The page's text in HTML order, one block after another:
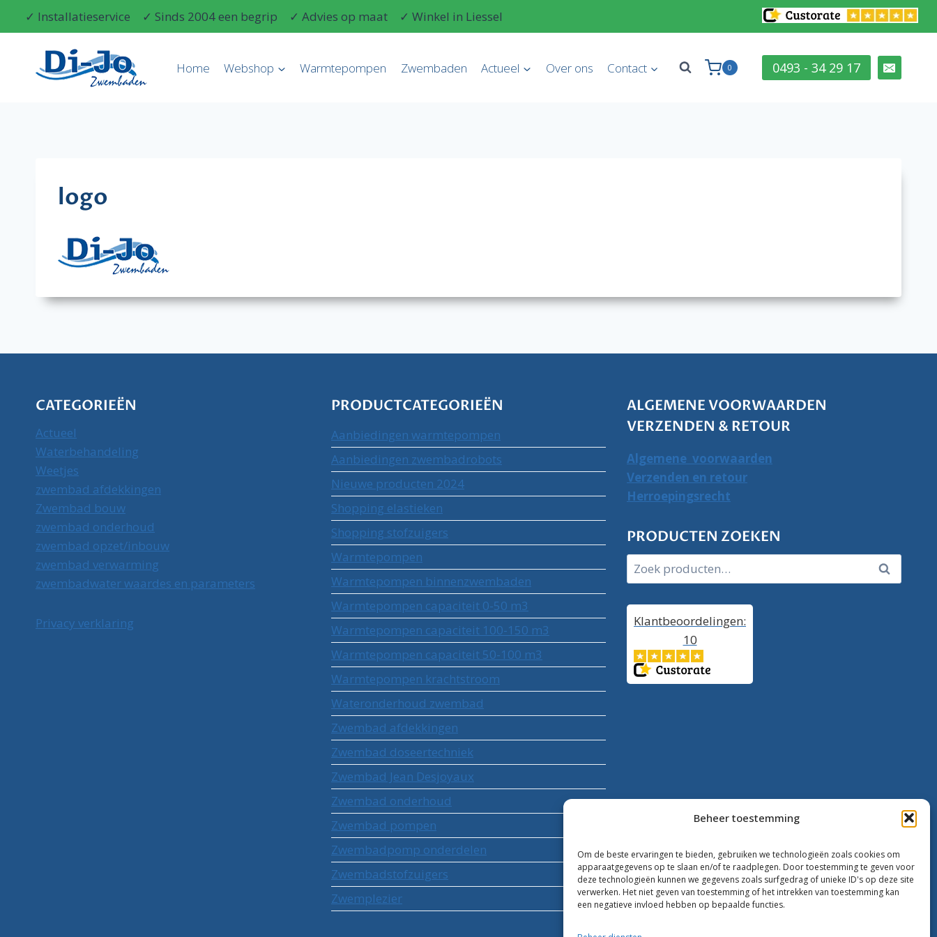
Beheer toestemming
Om de beste ervaringen te bieden, gebruiken we technologieën zoals cookies om
apparaatgegevens op te slaan en/of te raadplegen. Door toestemming te geven voor
deze technologieën kunnen we gegevens zoals surfgedrag of unieke ID's op deze site
verwerken. Het niet geven van toestemming of het intrekken van toestemming kan
een negatieve invloed hebben op bepaalde functies.
Doorgaan✓ Installatieservice ✓ Sinds 2004 een begrip ✓ Advies op maat ✓ Winkel in Liessel
Home Webshop Warmtepompen Zwembaden Actueel Over ons Contact 0 0493 - 34 29 17
logo
CATEGORIEËN
Actueel
Waterbehandeling
Weetjes
zwembad afdekkingen
Zwembad bouw
zwembad onderhoud
zwembad opzet/inbouw
zwembad verwarming
zwembadwater waardes en parameters
Privacy verklaring
PRODUCTCATEGORIEËN
Aanbiedingen warmtepompen
Aanbiedingen zwembadrobots
Nieuwe producten 2024
Shopping elastieken
Shopping stofzuigers
Warmtepompen
Warmtepompen binnenzwembaden
Warmtepompen capaciteit 0-50 m3
Warmtepompen capaciteit 100-150 m3
Warmtepompen capaciteit 50-100 m3
Warmtepompen krachtstroom
Wateronderhoud zwembad
Zwembad afdekkingen
Zwembad doseertechniek
Zwembad Jean Desjoyaux
Zwembad onderhoud
Zwembad pompen
Zwembadpomp onderdelen
Zwembadstofzuigers
Zwemplezier
ALGEMENE VOORWAARDEN
VERZENDEN & RETOUR
Algemene voorwaarden
Verzenden en retour
Herroepingsrecht
PRODUCTEN ZOEKEN
Zoeken
naar:
Zoeken
Klantbeoordelingen:
10